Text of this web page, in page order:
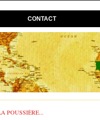
CONTACT
POUSSIÈRE...